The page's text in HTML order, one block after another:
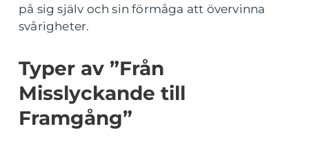
på sig själv och sin förmåga att övervinna
svårigheter.
Typer av ”Från
Misslyckande till
Framgång”